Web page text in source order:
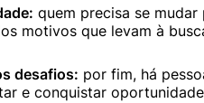
quem precisa se
motivos que levam à
desafios: por fim, há
e conquistar